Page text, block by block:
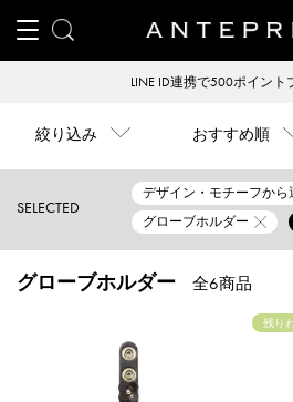
LINE ID連携で500ポイント
絞り込み おすすめ順
SELECTED
デザイン・モチーフから
グローブホルダー
グローブホルダー 全6商品
残り